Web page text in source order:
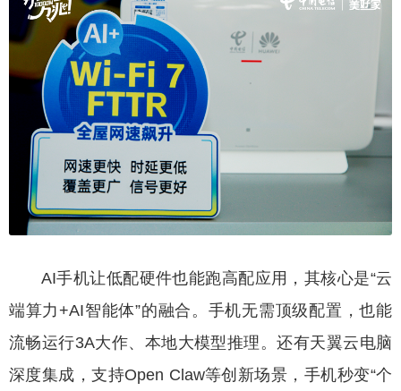
AI手机让低配硬件也能跑高配应用，其核心是“云
端算力+AI智能体”的融合。手机无需顶级配置，也能
流畅运行3A大作、本地大模型推理。还有天翼云电脑
深度集成，支持Open Claw等创新场景，手机秒变“个